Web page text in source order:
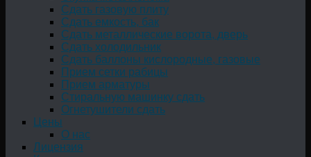
Сдать газовую плиту
Сдать емкость, бак
Cдать металлические ворота, дверь
Сдать холодильник
Сдать баллоны кислородные, газовые
Прием сетки рабицы
Прием арматуры
Стиральную машинку сдать
Огнетушители сдать
Цены
О нас
Лицензия